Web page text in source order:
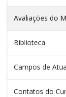
Avaliações do
Biblioteca
Campos de
Contatos do